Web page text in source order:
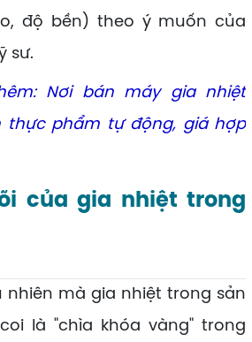
độ bền) theo ý muốn của
sư.
Nơi bán máy gia nhiệt
thực phẩm tự động, giá hợp
của gia nhiệt trong
nhiên mà gia nhiệt trong sản
là "chìa khóa vàng" trong